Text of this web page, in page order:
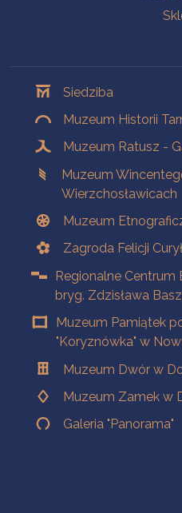
Siedziba
Muzeum Historii
Muzeum Ratusz -
Muzeum
Wierzchosławicach
Muzeum
Zagroda Felicji
Regionalne Centrum
bryg. Zdzisława
Muzeum Pamiątek
"Koryznówka" w
Muzeum Dwór w
Muzeum Zamek w
Galeria "Panorama"